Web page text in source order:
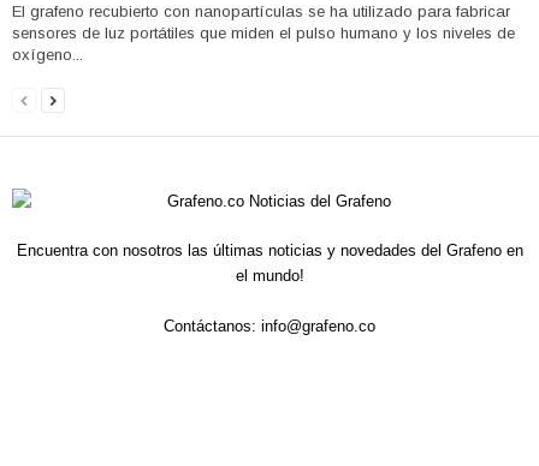
El grafeno recubierto con nanopartículas se ha utilizado para fabricar
sensores de luz portátiles que miden el pulso humano y los niveles de
oxígeno...
Encuentra con nosotros las últimas noticias y novedades del Grafeno en
el mundo!
Contáctanos: info@grafeno.co